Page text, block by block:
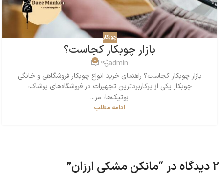
چوبکار
بازار چوبکار کجاست؟
admin
0
بازار چوبکار کجاست؟ راهنمای خرید انواع چوبکار فروشگاهی و خانگی
چوبکار یکی از پرکاربردترین تجهیزات در فروشگاه‌های پوشاک،
بوتیک‌ها، مز...
ادامه مطلب
2 دیدگاه در “ مانکن مشکی ارزان”